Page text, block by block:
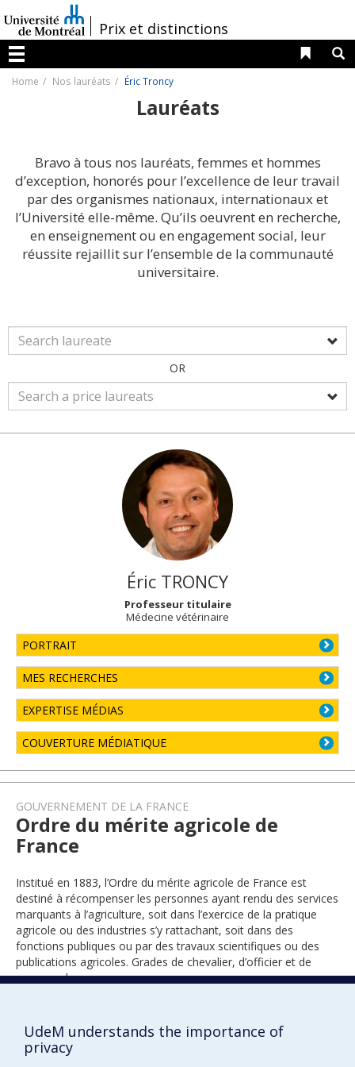
au
contenu
/Prix et distinctions
Menu
Liens
Home Nos lauréats Éric Troncy
Lauréats
Bravo à tous nos lauréats, femmes et hommes
d’exception, honorés pour l’excellence de leur travail
par des organismes nationaux, internationaux et
l’Université elle-même. Qu’ils oeuvrent en recherche,
en enseignement ou en engagement social, leur
réussite rejaillit sur l’ensemble de la communauté
universitaire.
OR
Éric TRONCY
Professeur titulaire
Médecine vétérinaire
PORTRAIT
MES RECHERCHES
EXPERTISE MÉDIAS
COUVERTURE MÉDIATIQUE
GOUVERNEMENT DE LA FRANCE
Ordre du mérite agricole de
France
Institué en 1883, l’Ordre du mérite agricole de France est
destiné à récompenser les personnes ayant rendu des services
marquants à l’agriculture, soit dans l’exercice de la pratique
agricole ou des industries s’y rattachant, soit dans des
fonctions publiques ou par des travaux scientifiques ou des
publications agricoles. Grades de chevalier, d’officier et de
commandeur.
UdeM understands the importance of
privacy